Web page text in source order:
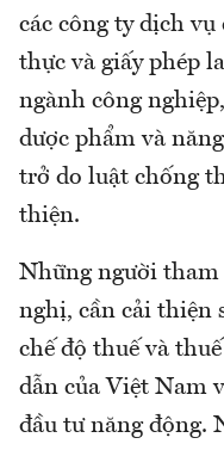
các công ty dịch
thực và giấy phép
ngành công
dược phẩm và
trở do luật chống
thiện.
Những người tham
nghị, cần cải thiện
chế độ thuế và
dẫn của Việt Nam
đầu tư năng động.